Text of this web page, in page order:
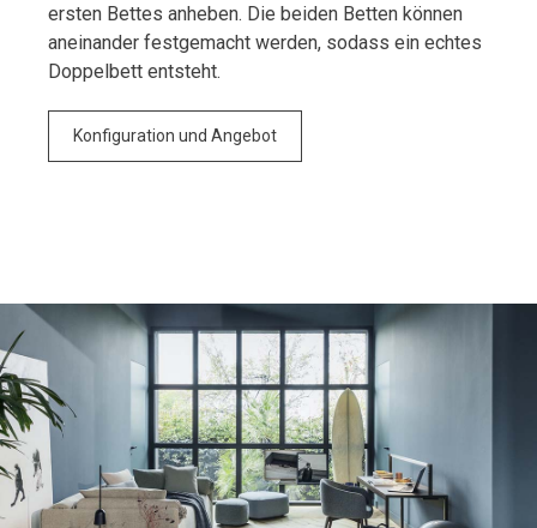
ersten Bettes anheben. Die beiden Betten können
aneinander festgemacht werden, sodass ein echtes
Doppelbett entsteht.
Konfiguration und Angebot